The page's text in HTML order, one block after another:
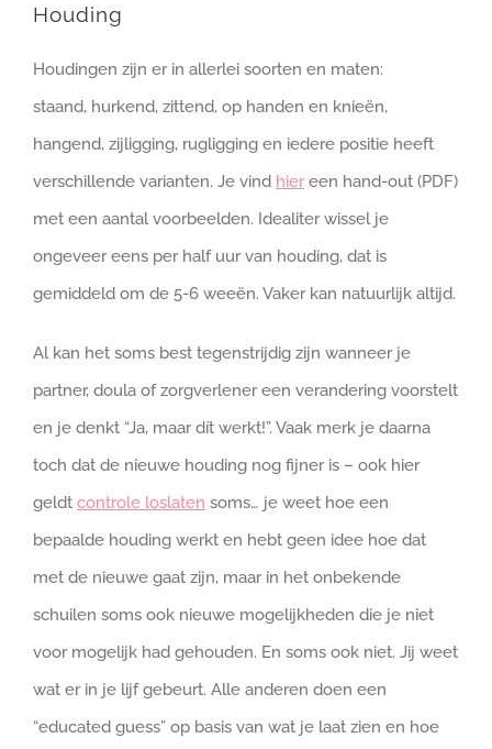
Houding
Houdingen zijn er in allerlei soorten en maten:
staand, hurkend, zittend, op handen en knieën,
hangend, zijligging, rugligging en iedere positie heeft
verschillende varianten. Je vind hiereen hand-out (PDF)
met een aantal voorbeelden. Idealiter wissel je
ongeveer eens per half uur van houding, dat is
gemiddeld om de 5-6 weeën. Vaker kan natuurlijk altijd.
Al kan het soms best tegenstrijdig zijn wanneer je
partner, doula of zorgverlener een verandering voorstelt
en je denkt “Ja, maar dít werkt!”. Vaak merk je daarna
toch dat de nieuwe houding nog fijner is – ook hier
geldt controle loslaten soms… je weet hoe een
bepaalde houding werkt en hebt geen idee hoe dat
met de nieuwe gaat zijn, maar in het onbekende
schuilen soms ook nieuwe mogelijkheden die je niet
voor mogelijk had gehouden. En soms ook niet. Jij weet
wat er in je lijf gebeurt. Alle anderen doen een
“educated guess” op basis van wat je laat zien en hoe